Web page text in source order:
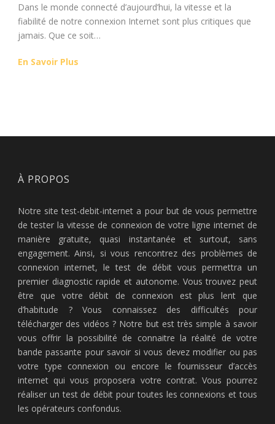
Dans le monde connecté d’aujourd’hui, la vitesse et la
fiabilité de notre connexion Internet sont plus critiques que
jamais. Que ce soit…
En Savoir Plus
À PROPOS
Notre site test-debit-internet a pour but de vous permettre
de tester la vitesse de connexion de votre ligne internet de
manière gratuite, quasi instantanée et surtout, sans
engagement. Ainsi, si vous rencontrez des problèmes de
connexion internet, le test de débit vous permettra un
premier diagnostic rapide et autonome. Vous trouvez peut
être que votre débit de connexion est plus lent que
d’habitude ? Vous connaissez des difficultés pour
télécharger des vidéos ? Notre but est très simple à savoir
vous offrir la possibilité de connaitre la réalité de votre
bande passante pour savoir si vous devez modifier ou pas
votre type connexion ou encore le fournisseur d’accès
internet qui vous proposera votre contrat. Vous pourrez
réaliser un test de débit pour toutes les connexions et tous
les opérateurs confondus.